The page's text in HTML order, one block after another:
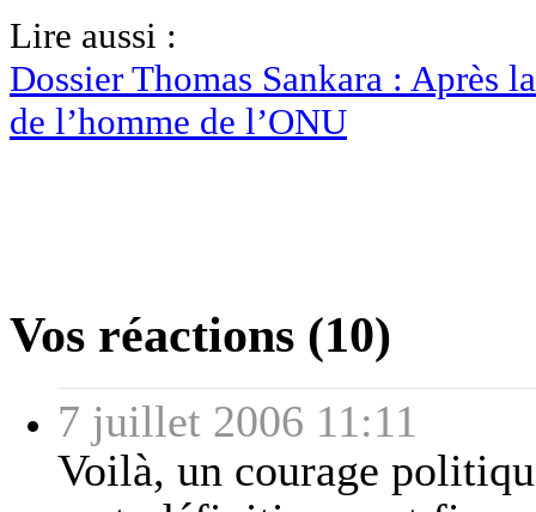
Lire aussi :
Dossier Thomas Sankara : Après
de l’homme de l’ONU
Vos réactions (10)
7 juillet 2006 11:11
Voilà, un courage